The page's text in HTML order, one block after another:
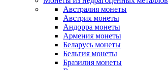
Австралия монеты
Австрия монеты
Андорра монеты
Армения монеты
Беларусь монеты
Бельгия монеты
Бразилия монеты